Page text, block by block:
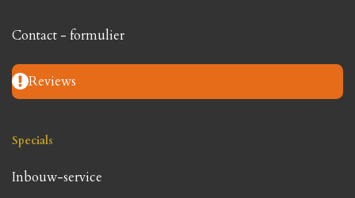
Contact - formulier
Reviews
Specials
Inbouw-service